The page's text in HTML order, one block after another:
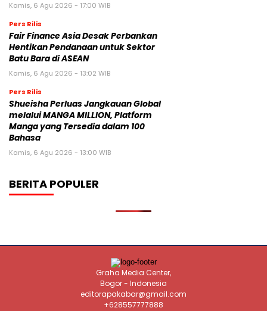
Kamis, 6 Agu 2026 - 17:00 WIB
Pers Rilis
Fair Finance Asia Desak Perbankan
Hentikan Pendanaan untuk Sektor
Batu Bara di ASEAN
Kamis, 6 Agu 2026 - 13:02 WIB
Pers Rilis
Shueisha Perluas Jangkauan Global
melalui MANGA MILLION, Platform
Manga yang Tersedia dalam 100
Bahasa
Kamis, 6 Agu 2026 - 13:00 WIB
BERITA POPULER
Graha Media Center,
Bogor - Indonesia
editorapakabar@gmail.com
+628557777888